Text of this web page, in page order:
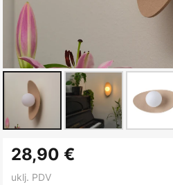
to
the
28,90 €
uklj. PDV